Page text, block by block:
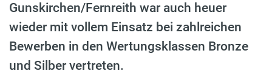
Gunskirchen/Fernreith war auch heuer
wieder mit vollem Einsatz bei zahlreichen
Bewerben in den Wertungsklassen Bronze
und Silber vertreten.